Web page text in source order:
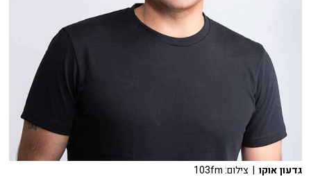
גדעון אוקו | צילום: 103fm